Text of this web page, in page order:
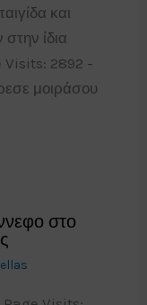
και
ίδια
Visits: 2892 -
μοιράσου
στο